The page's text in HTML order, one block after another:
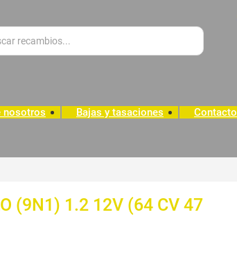
nosotros Bajas y tasaciones Contacto
(9N1) 1.2 12V (64 CV 47